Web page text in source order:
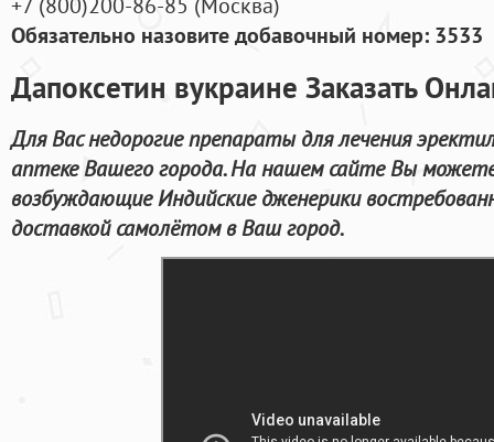
Обязательно назовите добавочный номер: 3533
Дапоксетин вукраине Заказать
Для Вас недорогие препараты для лечения
аптеке Вашего города. На нашем сайте Вы
возбуждающие Индийские дженерики
доставкой самолётом в Ваш город.